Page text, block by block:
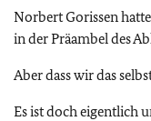
Norbert Gorissen
in der Präambel des
Aber dass wir das
Es ist doch eigentlich